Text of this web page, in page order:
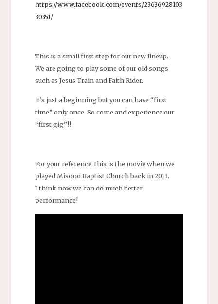
https://www.facebook.com/events/23636928103
30351/
This is a small first step for our new lineup.
We are going to play some of our old songs
such as Jesus Train and Faith Rider.
It’s just a beginning but you can have “first
time” only once. So come and experience our
“first gig”!!
For your reference, this is the movie when we
played Misono Baptist Church back in 2013.
I think now we can do much better
performance!